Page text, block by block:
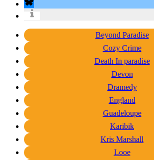
Beyond Paradise
Cozy Crime
Death In paradise
Devon
Dramedy
England
Guadeloupe
Karibik
Kris Marshall
Looe